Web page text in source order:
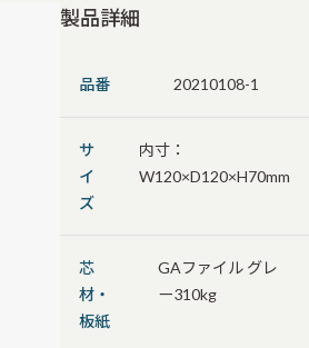
製品詳細
品番 20210108-1
サ
イ
ズ
内寸：
W120×D120×H70mm
芯
材・
板紙
GAファイル グレ
ー310kg